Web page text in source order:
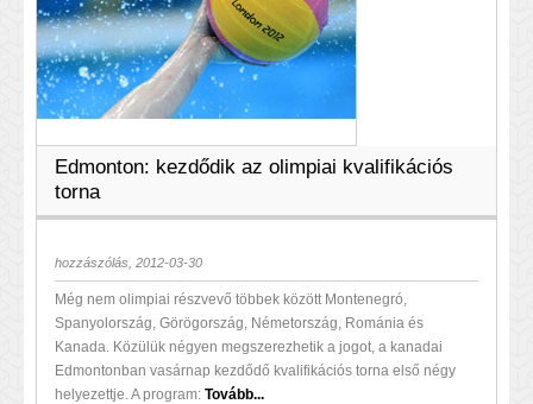
Edmonton: kezdődik az olimpiai kvalifikációs
torna
hozzászólás, 2012-03-30
Még nem olimpiai részvevő többek között Montenegró,
Spanyolország, Görögország, Németország, Románia és
Kanada. Közülük négyen megszerezhetik a jogot, a kanadai
Edmontonban vasárnap kezdődő kvalifikációs torna első négy
helyezettje. A program: Tovább...